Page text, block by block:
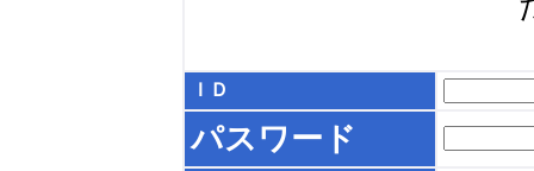
ＩＤ
パスワード